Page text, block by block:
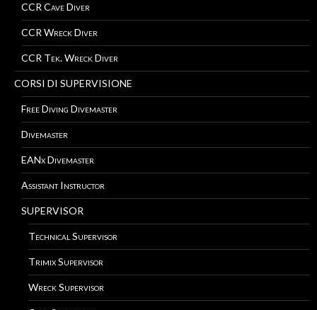
CCR Cave Diver
CCR Wreck Diver
CCR Tek. Wreck Diver
CORSI DI SUPERVISIONE
Free Diving Divemaster
Divemaster
EANx Divemaster
Assistant Instructor
SUPERVISOR
Technical Supervisor
Trimix Supervisor
Wreck Supervisor